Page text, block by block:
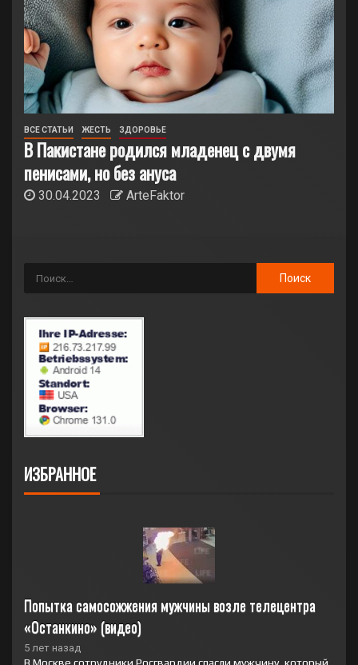
ВСЕ СТАТЬИ ЖЕСТЬ ЗДОРОВЬЕ
В Пакистане родился младенец с двумя
пенисами, но без ануса
30.04.2023 ArteFaktor
ИЗБРАННОЕ
Попытка самосожжения мужчины возле телецентра
«Останкино» (видео)
5 лет назад